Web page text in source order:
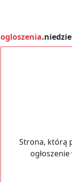
ogloszenia
Strona, którą